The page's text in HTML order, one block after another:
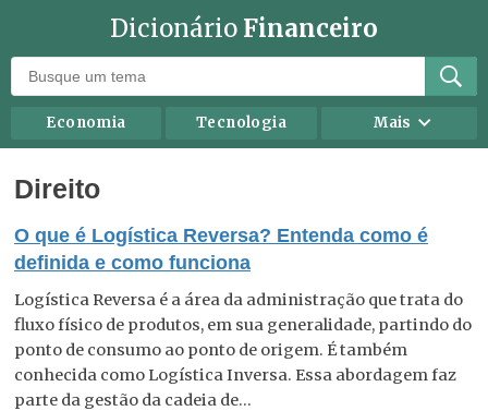
Dicionário Financeiro
Economia Tecnologia Mais
Negócios
Direito
Impostos
Contabilidade
Finanças Pessoais
Direito
O que é Logística Reversa? Entenda como é
definida e como funciona
Logística Reversa é a área da administração que trata do
fluxo físico de produtos, em sua generalidade, partindo do
ponto de consumo ao ponto de origem. É também
conhecida como Logística Inversa. Essa abordagem faz
parte da gestão da cadeia de...